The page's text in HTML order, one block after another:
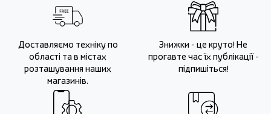
Доставляємо техніку по
області та в містах
розташування наших
магазинів.
Знижки - це круто! Не
прогавте час їх публікації -
підпишіться!